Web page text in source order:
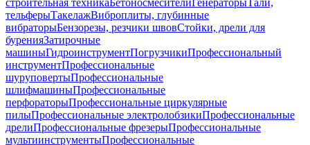
строительная техникаБетоносмесителиГенераторыТали,
тельферыТакелажВиброплиты, глубинные
вибраторыБензорезы, резчики швовСтойки, дрели для
буренияЗатирочные
машиныГидроинструментПогрузчикиПрофессиональный
инструментПрофессиональные
шуруповертыПрофессиональные
шлифмашиныПрофессиональные
перфораторыПрофессиональные циркулярные
пилыПрофессиональные электролобзикиПрофессиональные
дрелиПрофессиональные фрезерыПрофессиональные
мультиинструментыПрофессиональные